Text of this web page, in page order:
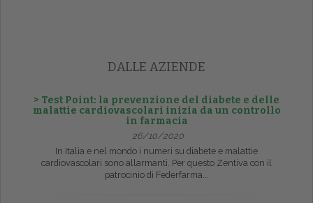
DALLE AZIENDE
> Test Point: la prevenzione del diabete e delle
malattie cardiovascolari inizia da un controllo
in farmacia
26/10/2020
In Italia e nel mondo i numeri su diabete e malattie
cardiovascolari sono allarmanti. Per questo Zentiva con il
patrocinio di Federfarma...